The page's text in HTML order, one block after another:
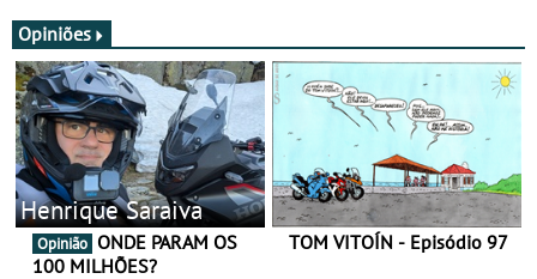
Opiniões
Henrique Saraiva
Opinião
100 MILHÕES?
TOM VITOÍN - Episódio 97